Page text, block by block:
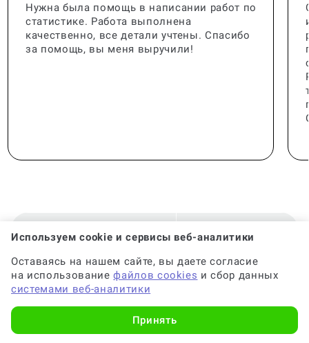
Нужна была помощь в написании работ по
статистике. Работа выполнена
качественно, все детали учтены. Спасибо
за помощь, вы меня выручили!
🟢 Консультант: Специалист с опытом
🟢 Гарантия на консультацию:
🟢 Срок консультации: от 2-х часов
Используем cookie и сервисы веб-аналитики
Оставаясь на нашем сайте, вы даете согласие
на использованиефайлов cookies и сбор данных
системами веб-аналитики
Принять